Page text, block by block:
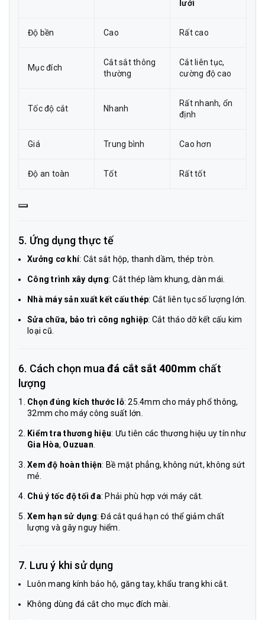
lưới
Độ bền Cao Rất cao
Mục đích
Cắt sắt thông
thường
Cắt liên tục,
cường độ cao
Tốc độ cắt Nhanh
Rất nhanh, ổn
định
Giá Trung bình Cao hơn
Độ an toàn Tốt Rất tốt
5. Ứng dụng thực tế
Xưởng cơ khí: Cắt sắt hộp, thanh dầm, thép tròn.
Công trình xây dựng: Cắt thép làm khung, dàn mái.
Nhà máy sản xuất kết cấu thép: Cắt liên tục số lượng lớn.
Sửa chữa, bảo trì công nghiệp: Cắt tháo dỡ kết cấu kim
loại cũ.
6. Cách chọn muađá cắt sắt 400mm chất
lượng
Chọn đúng kích thước lỗ: 25.4mm cho máy phổ thông,
32mm cho máy công suất lớn.
Kiểm tra thương hiệu: Ưu tiên các thương hiệu uy tín như
Gia Hòa, Ouzuan
Xem độ hoàn thiện: Bề mặt phẳng, không nứt, không sứt
mẻ.
Chú ý tốc độ tối đa: Phải phù hợp với máy cắt.
Xem hạn sử dụng: Đá cắt quá hạn có thể giảm chất
lượng và gây nguy hiểm.
7. Lưu ý khi sử dụng
Luôn mang kính bảo hộ, găng tay, khẩu trang khi cắt.
Không dùng đá cắt cho mục đích mài.